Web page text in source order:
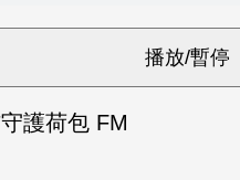
護荷包 FM